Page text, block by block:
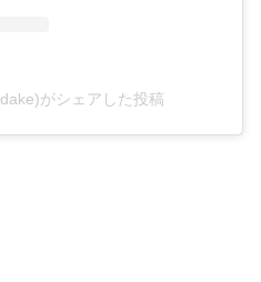
がシェアした投稿